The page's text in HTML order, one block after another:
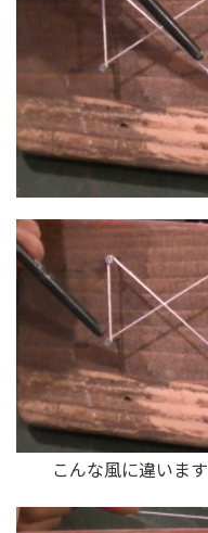
こんな風に違います